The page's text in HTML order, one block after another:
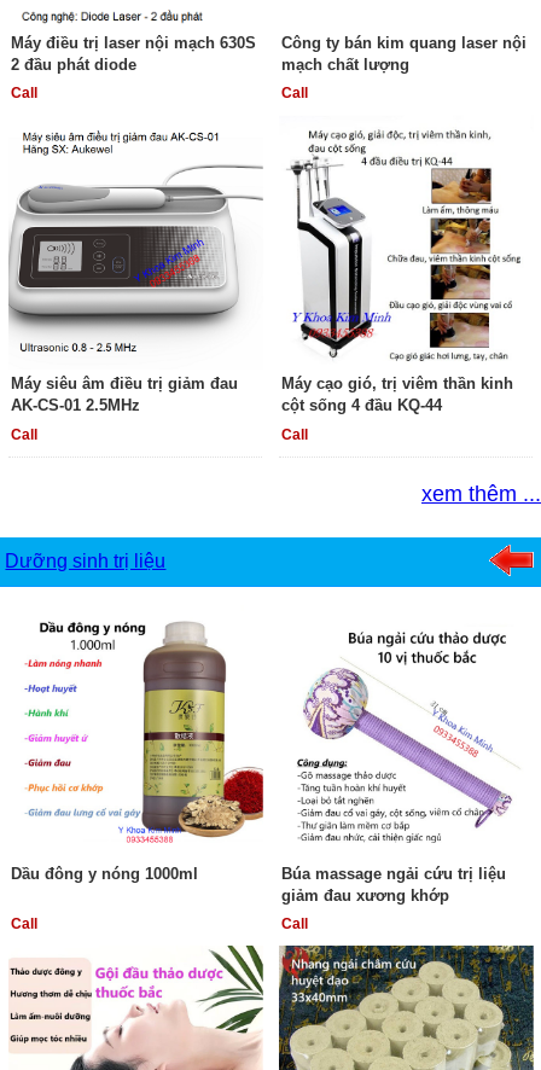
Máy điều trị laser nội mạch 630S
2 đầu phát diode
Call
Công ty bán kim quang laser nội
mạch chất lượng
Call
Máy siêu âm điều trị giảm đau
AK-CS-01 2.5MHz
Call
Máy cạo gió, trị viêm thần kinh
cột sống 4 đầu KQ-44
Call
xem thêm ...
Dưỡng sinh trị liệu
Dầu đông y nóng 1000ml
Call
Búa massage ngải cứu trị liệu
giảm đau xương khớp
Call